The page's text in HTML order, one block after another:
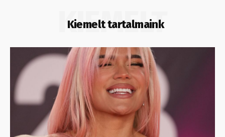
Kiemelt tartalmaink
KIEMELT